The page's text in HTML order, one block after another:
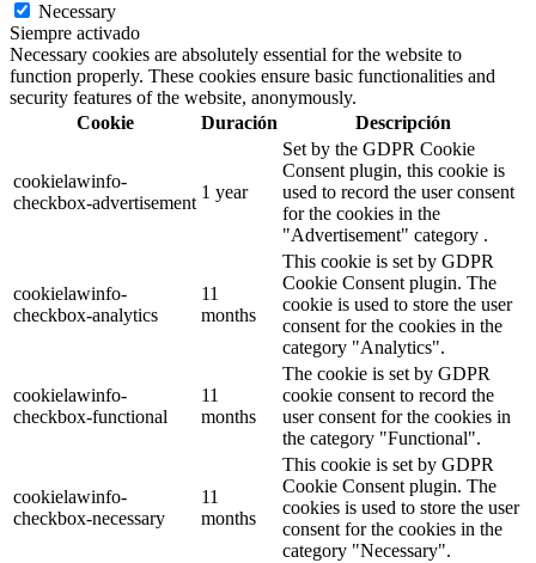
Necessary
Siempre activado
Necessary cookies are absolutely essential for the website to
function properly. These cookies ensure basic functionalities and
security features of the website, anonymously.
Cookie
Duración Descripción
cookielawinfo-
checkbox-advertisement
1 year
Set by the GDPR Cookie
Consent plugin, this cookie is
used to record the user consent
for the cookies in the
"Advertisement" category .
cookielawinfo-
checkbox-analytics
11
months
This cookie is set by GDPR
Cookie Consent plugin. The
cookie is used to store the user
consent for the cookies in the
category "Analytics".
cookielawinfo-
checkbox-functional
11
months
The cookie is set by GDPR
cookie consent to record the
user consent for the cookies in
the category "Functional".
cookielawinfo-
checkbox-necessary
11
months
This cookie is set by GDPR
Cookie Consent plugin. The
cookies is used to store the user
consent for the cookies in the
category "Necessary".